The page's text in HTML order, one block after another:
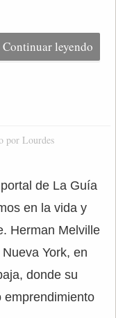
Continuar leyendo
por Lourdes
de La Guía
en la vida y
Herman Melville
York, en
donde su
emprendimiento